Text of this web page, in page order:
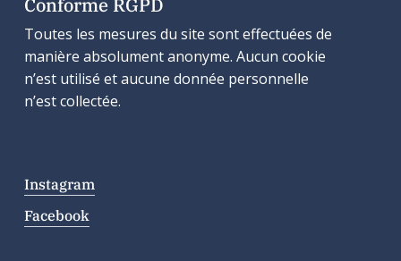
Conforme RGPD
Toutes les mesures du site sont effectuées de
manière absolument anonyme. Aucun cookie
n’est utilisé et aucune donnée personnelle
n’est collectée.
Instagram
Facebook